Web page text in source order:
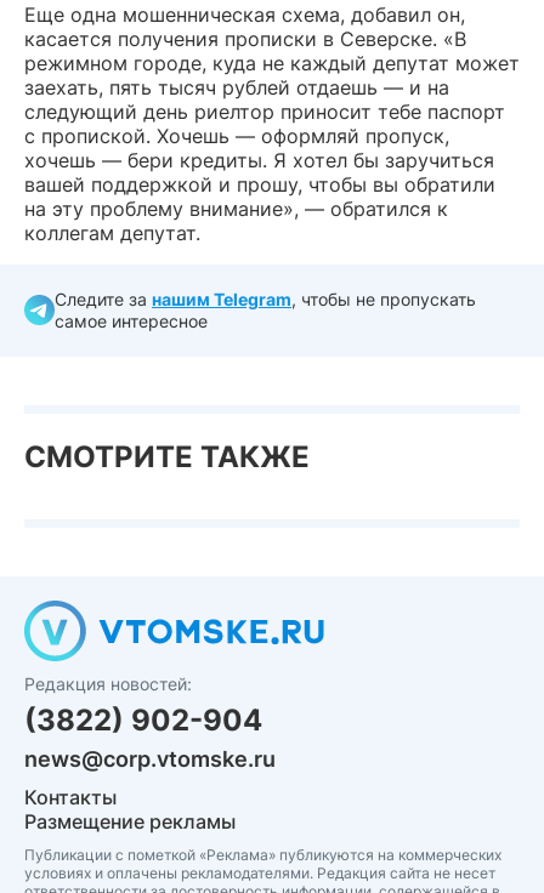
Еще одна мошенническая схема, добавил он,
касается получения прописки в Северске. «В
режимном городе, куда не каждый депутат может
заехать, пять тысяч рублей отдаешь — и на
следующий день риелтор приносит тебе паспорт
с пропиской. Хочешь — оформляй пропуск,
хочешь — бери кредиты. Я хотел бы заручиться
вашей поддержкой и прошу, чтобы вы обратили
на эту проблему внимание», — обратился к
коллегам депутат.
Следите за нашим Telegram, чтобы не пропускать
самое интересное
СМОТРИТЕ ТАКЖЕ
Редакция новостей:
(3822) 902-904
news@corp.vtomske.ru
Контакты
Размещение рекламы
Публикации с пометкой «Реклама» публикуются на коммерческих
условиях и оплачены рекламодателями. Редакция сайта не несет